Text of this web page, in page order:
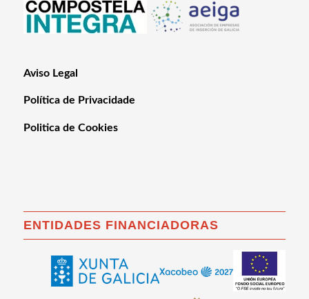
Aviso Legal
Política de Privacidade
Politica de Cookies
ENTIDADES FINANCIADORAS